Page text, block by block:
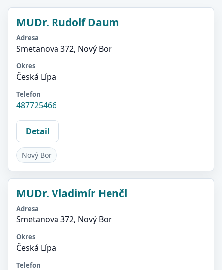
MUDr. Rudolf Daum
Adresa
Smetanova 372, Nový Bor
Okres
Česká Lípa
Telefon
487725466
Detail
Nový Bor
MUDr. Vladimír Henčl
Adresa
Smetanova 372, Nový Bor
Okres
Česká Lípa
Telefon